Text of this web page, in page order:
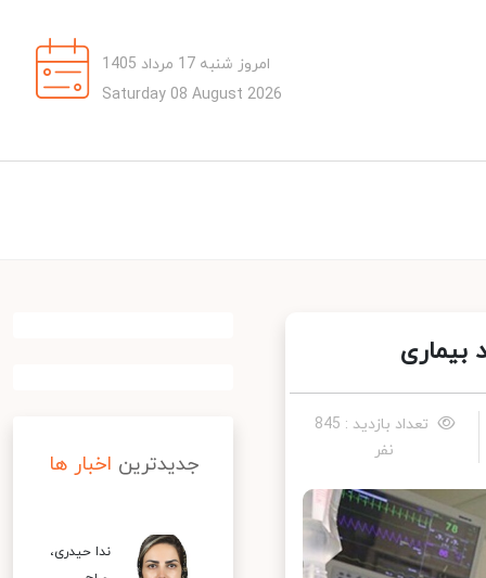
امروز شنبه 17 مرداد 1405
Saturday 08 August 2026
تعداد بازدید : 845
نفر
جدیدترین اخبار ها
ندا حیدری،